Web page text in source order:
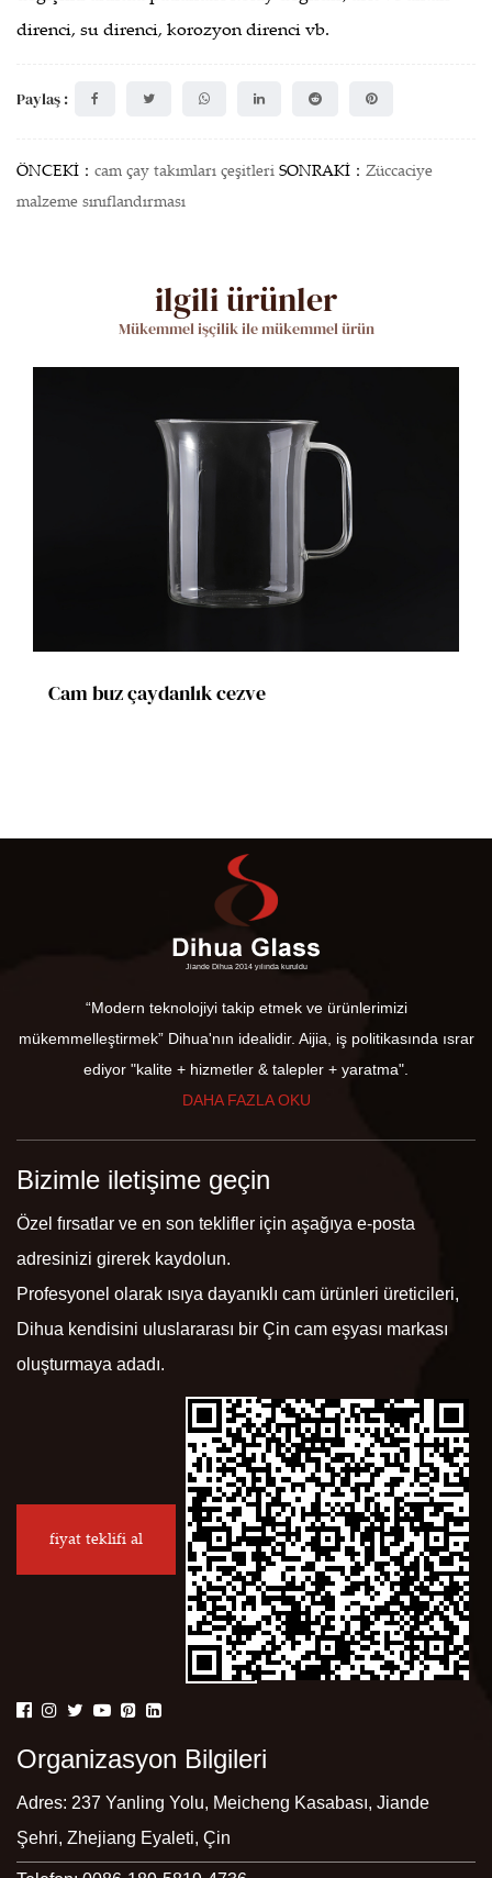
direnci, su direnci, korozyon direnci vb.
Paylaş :
ÖNCEKİ： cam çay takımları çeşitleri SONRAKİ： Züccaciye
malzeme sınıflandırması
ilgili ürünler
Mükemmel işçilik ile mükemmel ürün
Cam buz çaydanlık cezve
Jiande Dihua 2014 yılında kuruldu
“Modern teknolojiyi takip etmek ve ürünlerimizi
mükemmelleştirmek” Dihua'nın idealidir. Aijia, iş politikasında ısrar
ediyor "kalite + hizmetler & talepler + yaratma".
DAHA FAZLA OKU
Bizimle iletişime geçin
Özel fırsatlar ve en son teklifler için aşağıya e-posta
adresinizi girerek kaydolun.
Profesyonel olarak ısıya dayanıklı cam ürünleri üreticileri,
Dihua kendisini uluslararası bir Çin cam eşyası markası
oluşturmaya adadı.
fiyat teklifi al
Organizasyon Bilgileri
Adres: 237 Yanling Yolu, Meicheng Kasabası, Jiande
Şehri, Zhejiang Eyaleti, Çin